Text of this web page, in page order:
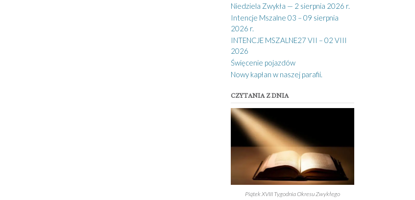
Niedziela Zwykła — 2 sierpnia 2026 r.
Intencje Mszalne 03 – 09 sierpnia
2026 r.
INTENCJE MSZALNE27 VII – 02 VIII
2026
Święcenie pojazdów
Nowy kapłan w naszej parafii.
CZYTANIA Z DNIA
Piątek XVIII Tygodnia Okresu Zwykłego